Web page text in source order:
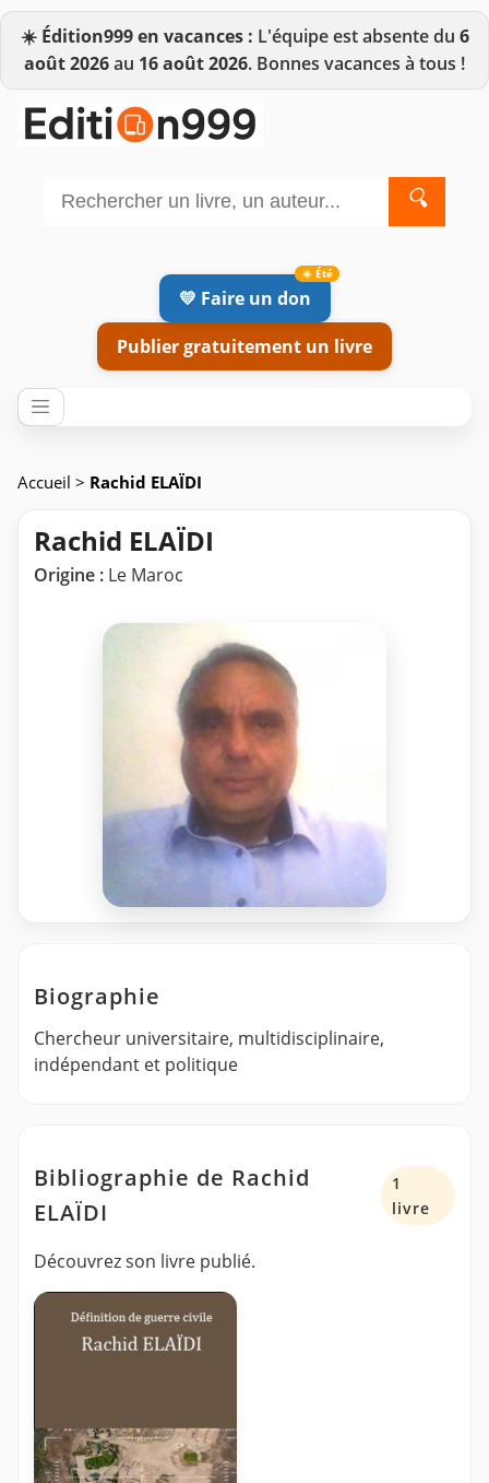
☀️ Édition999 en vacances : L'équipe est absente du 6
août 2026au 16 août 2026. Bonnes vacances à tous !
🔍
💛 Faire un don
Publier gratuitement un livre
Accueil > Rachid ELAÏDI
Rachid ELAÏDI
Origine : Le Maroc
Biographie
Chercheur universitaire, multidisciplinaire,
indépendant et politique
Bibliographie de Rachid
ELAÏDI
1
livre
Découvrez son livre publié.